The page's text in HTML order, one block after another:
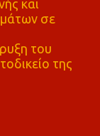
και
σε
του
της